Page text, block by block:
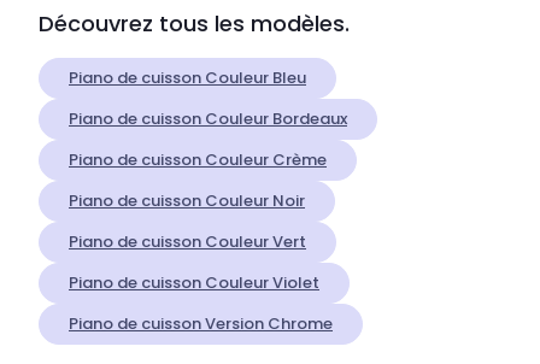
Découvrez tous les modèles.
Piano de cuisson Couleur Bleu
Piano de cuisson Couleur Bordeaux
Piano de cuisson Couleur Crème
Piano de cuisson Couleur Noir
Piano de cuisson Couleur Vert
Piano de cuisson Couleur Violet
Piano de cuisson Version Chrome